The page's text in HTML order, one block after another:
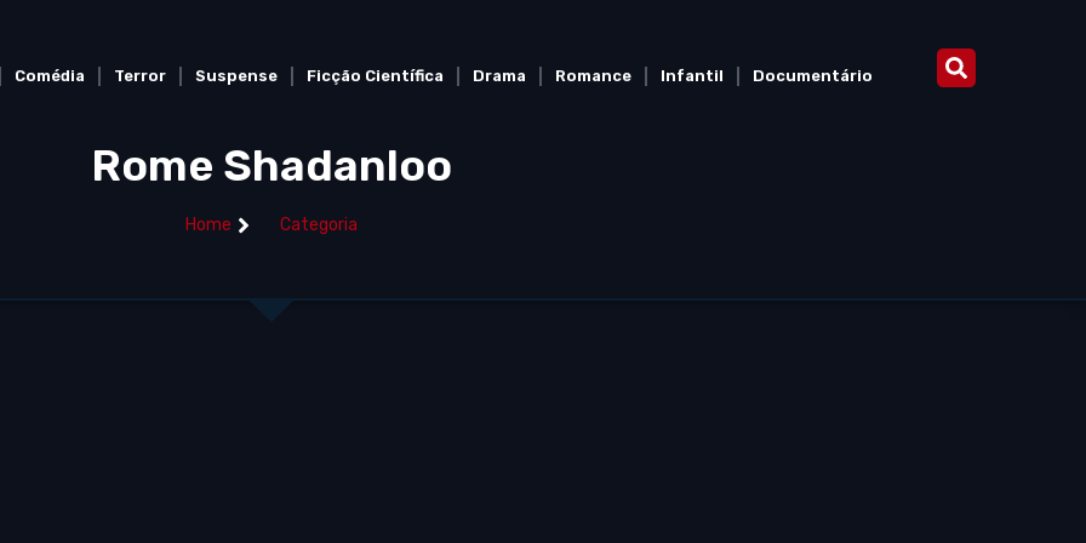
Comédia Terror Suspense Ficção Científica Drama Romance Infantil Documentário
Rome Shadanloo
Home Categoria